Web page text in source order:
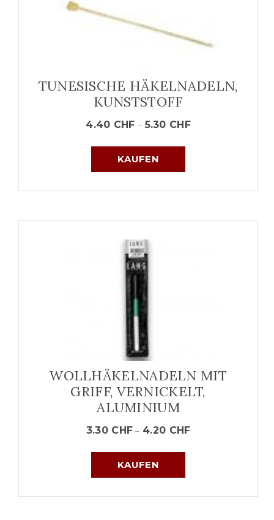
TUNESISCHE HÄKELNADELN,
KUNSTSTOFF
4.40 CHF – 5.30 CHF
KAUFEN
WOLLHÄKELNADELN MIT
GRIFF, VERNICKELT,
ALUMINIUM
3.30 CHF – 4.20 CHF
KAUFEN